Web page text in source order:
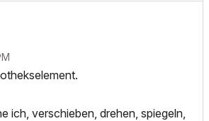
ich, verschieben, drehen, spiegeln,